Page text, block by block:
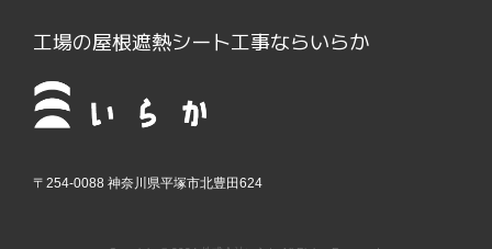
工場の屋根遮熱シート工事ならいらか
〒254-0088 神奈川県平塚市北豊田624